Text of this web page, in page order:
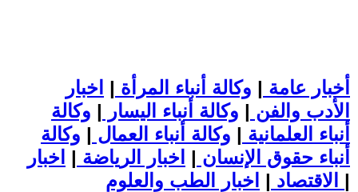
أخبار عامة | وكالة أنباء المرأة | اخبار
الأدب والفن | وكالة أنباء اليسار | وكالة
أنباء العلمانية | وكالة أنباء العمال | وكالة
أنباء حقوق الإنسان | اخبار الرياضة | اخبار
الاقتصاد | |